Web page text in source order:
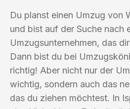
Du planst einen Umzug von
und bist auf der Suche nach
Umzugsunternehmen, das
Dann bist du bei
richtig! Aber nicht nur der
wichtig, sondern auch das
das du ziehen möchtest. In